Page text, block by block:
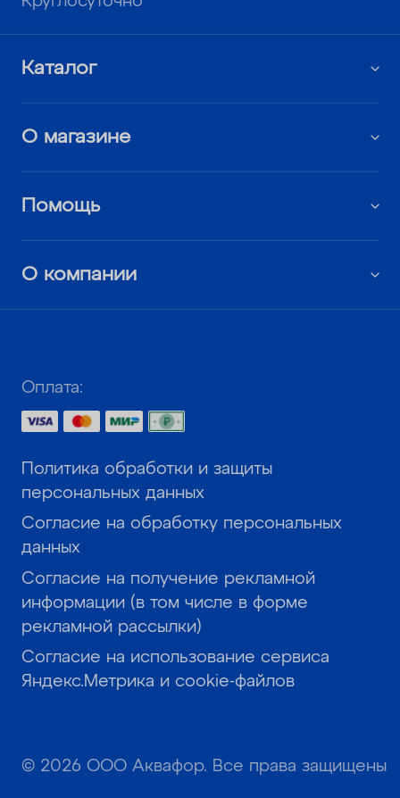
Каталог
О магазине
Помощь
О компании
© 2026 ООО Аквафор. Все права защищены
Оплата:
Политика обработки и защиты
персональных данных
Согласие на обработку персональных
данных
Согласие на получение рекламной
информации (в том числе в форме
рекламной рассылки)
Согласие на использование сервиса
Яндекс.Метрика и cookie-файлов